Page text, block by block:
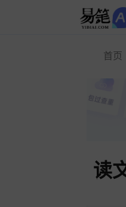
AI论文写作
首页
读